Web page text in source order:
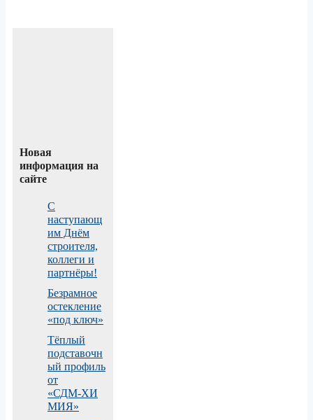
Новая
информация на
сайте
С
наступающ
им Днём
строителя,
коллеги и
партнёры!
Безрамное
остекление
«под ключ»
Тёплый
подставочн
ый профиль
от
«СДМ‑ХИ
МИЯ»